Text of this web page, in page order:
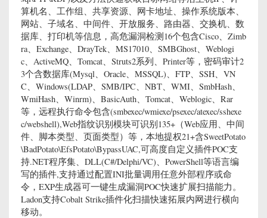
算机名、工作组、共享资源、网卡地址、操作系统版本、
网站、子域名、中间件、开放服务、路由器、交换机、数
据库、打印机等信息，高危漏洞检测16个包含Cisco、Zimb
ra、Exchange、DrayTek、MS17010、SMBGhost、Weblogi
c、ActiveMQ、Tomcat、Struts2系列、Printer等，密码审计2
3个含数据库(Mysql、Oracle、MSSQL)、FTP、SSH、VN
C、Windows(LDAP、SMB/IPC、NBT、WMI、SmbHash、
WmiHash、Winrm)、BasicAuth、Tomcat、Weblogic、Rar
等，远程执行命令包含(smbexec/wmiexe/psexec/atexec/sshexe
c/webshell),Web指纹识别模块可识别135+（Web应用、中间
件、脚本类型、页面类型）等，本地提权21+含SweetPotato
\BadPotato\EfsPotato\BypassUAC,可高度自定义插件POC支
持.NET程序集、DLL(C#/Delphi/VC)、PowerShell等语言编
写的插件,支持通过配置INI批量调用任意外部程序或命
令，EXP生成器可一键生成漏洞POC快速扩展扫描能力。
Ladon支持Cobalt Strike插件化扫描快速拓展内网进行横向
移动。